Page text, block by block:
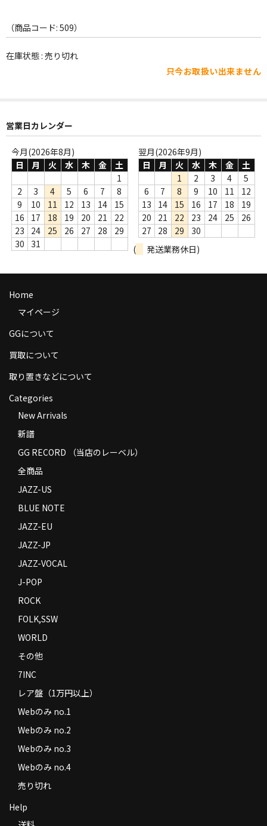
WORLD
その他
Webのみ no.1
Webのみ no.2
Webのみ no.4
売り切れ
Help
送料
商品の発送
返品
コンディション
Privacy Policy
特定商取引法に基づく表示
Contact
（商品コード: 509）
在庫状態 : 売り切れ
只今お取扱い出来ません
営業日カレンダー
今月(2026年8月)
日
月 火 水 木 金
土
1
2
3 4 5 6 7
8
9
10 11 12 13 14
15
16
17 18 19 20 21
22
23
24 25 26 27 28
29
30
31
翌月(2026年9月)
日
月 火 水 木 金
土
1
2 3 4
5
6
7 8 9 10 11
12
13
14 15 16 17 18
19
20
21 22 23 24 25
26
27
28 29
30
(
発送業務休日)
Home
マイページ
GGについて
買取について
取り置きなどについて
Categories
New Arrivals
新譜
GG RECORD （当店のレーベル）
全商品
JAZZ-US
BLUE NOTE
JAZZ-EU
JAZZ-JP
JAZZ-VOCAL
J-POP
ROCK
FOLK,SSW
WORLD
その他
7INC
レア盤（1万円以上）
Webのみ no.1
Webのみ no.2
Webのみ no.3
Webのみ no.4
売り切れ
Help